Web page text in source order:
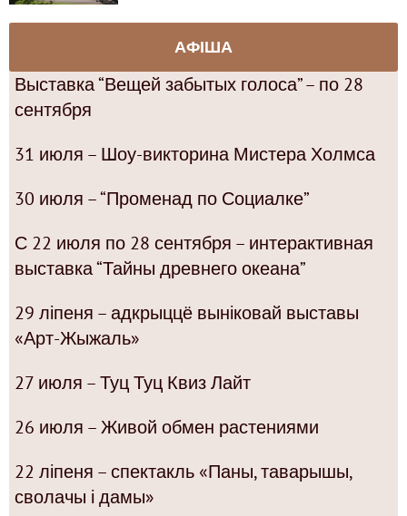
АФІША
Выставка “Вещей забытых голоса” – по 28
сентября
31 июля – Шоу-викторина Мистера Холмса
30 июля – “Променад по Социалке”
С 22 июля по 28 сентября – интерактивная
выставка “Тайны древнего океана”
29 ліпеня – адкрыццё выніковай выставы
«Арт-Жыжаль»
27 июля – Туц Туц Квиз Лайт
26 июля – Живой обмен растениями
22 ліпеня – спектакль «Паны, таварышы,
сволачы і дамы»